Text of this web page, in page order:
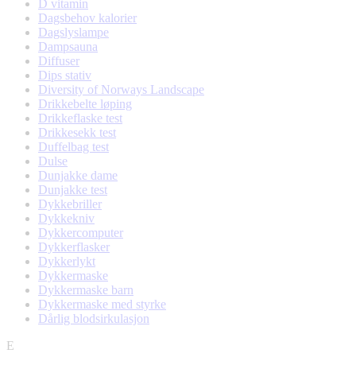
D vitamin
Dagsbehov kalorier
Dagslyslampe
Dampsauna
Diffuser
Dips stativ
Diversity of Norways Landscape
Drikkebelte løping
Drikkeflaske test
Drikkesekk test
Duffelbag test
Dulse
Dunjakke dame
Dunjakke test
Dykkebriller
Dykkekniv
Dykkercomputer
Dykkerflasker
Dykkerlykt
Dykkermaske
Dykkermaske barn
Dykkermaske med styrke
Dårlig blodsirkulasjon
E